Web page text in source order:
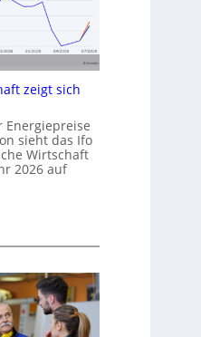
zeigt sich
Energiepreise
sieht das Ifo
Wirtschaft
2026 auf